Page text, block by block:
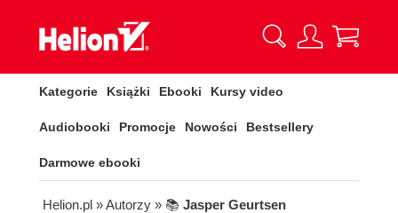
Kategorie Książki Ebooki Kursy video
Audiobooki Promocje Nowości Bestsellery
Darmowe ebooki
Helion.pl » Autorzy » 📚 Jasper Geurtsen